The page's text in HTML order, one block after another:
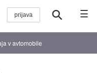
☰
v avtomobile